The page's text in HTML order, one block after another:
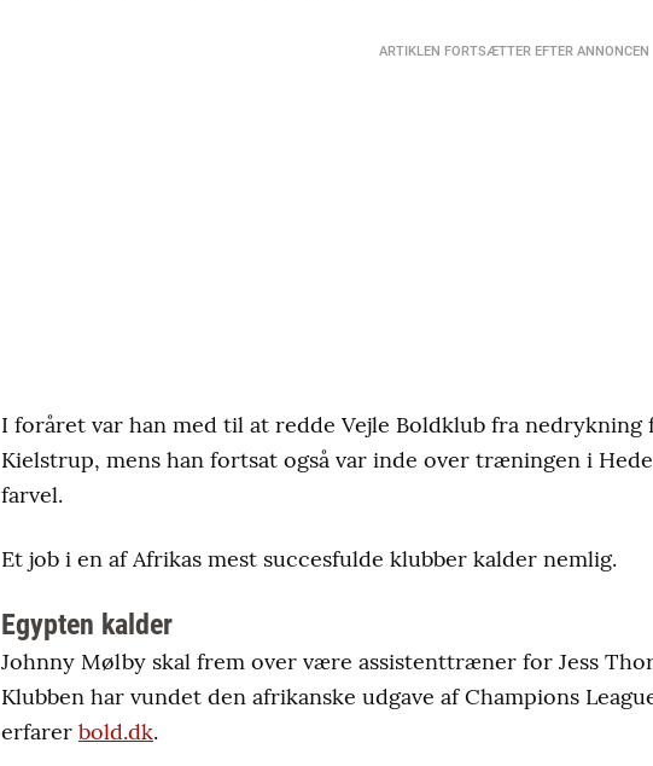
ARTIKLEN FORTSÆTTER EFTER ANNONCEN
I foråret var han med til at redde Vejle Boldklub fra nedrykning
Kielstrup, mens han fortsat også var inde over træningen i
farvel.
Et job i en af Afrikas mest succesfulde klubber kalder nemlig.
Egypten kalder
Johnny Mølby skal frem over være assistenttræner for Jess
Klubben har vundet den afrikanske udgave af Champions
erfarer bold.dk.